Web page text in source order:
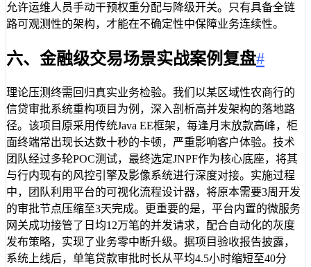
允许运维人员手动干预权重分配与降级开关。只有具备全链
路可观测性的架构，才能在不确定性中保障业务连续性。
六、金融级交易场景实战案例复盘#
理论压测终需回归真实业务检验。我们以某区域性农商行的
信贷审批系统重构项目为例，深入剖析高并发架构的落地路
径。该项目原采用传统Java EE框架，每逢月末放款高峰，柜
面终端常出现长达数十秒的卡顿，严重影响客户体验。技术
团队经过多轮POC测试，最终选定JNPF作为核心底座，将其
与行内现有的风控引擎及影像系统进行深度对接。实施过程
中，团队利用平台的可视化流程设计器，将原本需要3周开发
的审批节点压缩至3天完成。更重要的是，平台内置的微服务
网关成功接管了日均12万笔的并发请求，配合自动化的灰度
发布策略，实现了业务零中断升级。据项目验收报告披露，
系统上线后，单笔贷款审批时长从平均4.5小时缩短至40分